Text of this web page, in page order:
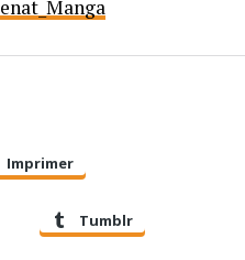
Imprimer
Tumblr